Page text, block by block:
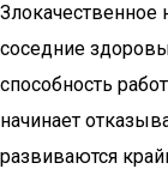
Злокачественное
соседние
способность
начинает
развиваются